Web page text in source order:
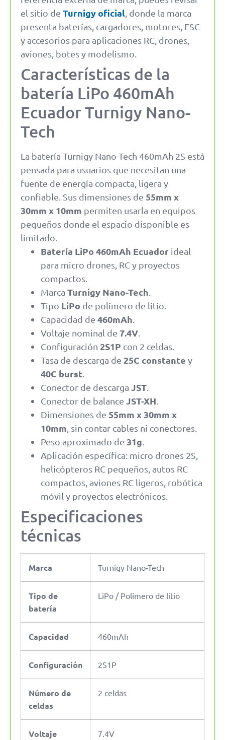
el sitio de Turnigy oficial , donde la marca
presenta baterías, cargadores, motores, ESC
y accesorios para aplicaciones RC, drones,
aviones, botes y modelismo.
Características de la
batería LiPo 460mAh
Ecuador Turnigy Nano-
Tech
La batería Turnigy Nano-Tech 460mAh 2S está
pensada para usuarios que necesitan una
fuente de energía compacta, ligera y
confiable. Sus dimensiones de 55mm x
30mm x 10mm permiten usarla en equipos
pequeños donde el espacio disponible es
limitado.
Batería LiPo 460mAh Ecuador ideal
para micro drones, RC y proyectos
compactos.
Marca Turnigy Nano-Tech
Tipo LiPo de polímero de litio.
Capacidad de 460mAh
Voltaje nominal de 7.4V
Configuración 2S1P con 2 celdas.
Tasa de descarga de 25C constante y
40C burst
Conector de descarga JST
Conector de balance JST-XH
Dimensiones de 55mm x 30mm x
10mm , sin contar cables ni conectores.
Peso aproximado de 31g
Aplicación específica: micro drones 2S,
helicópteros RC pequeños, autos RC
compactos, aviones RC ligeros, robótica
móvil y proyectos electrónicos.
Especificaciones
técnicas
Marca Turnigy Nano-Tech
Tipo de
batería
LiPo / Polímero de litio
Capacidad 460mAh
Configuración 2S1P
Número de
celdas
2 celdas
Voltaje
7.4V